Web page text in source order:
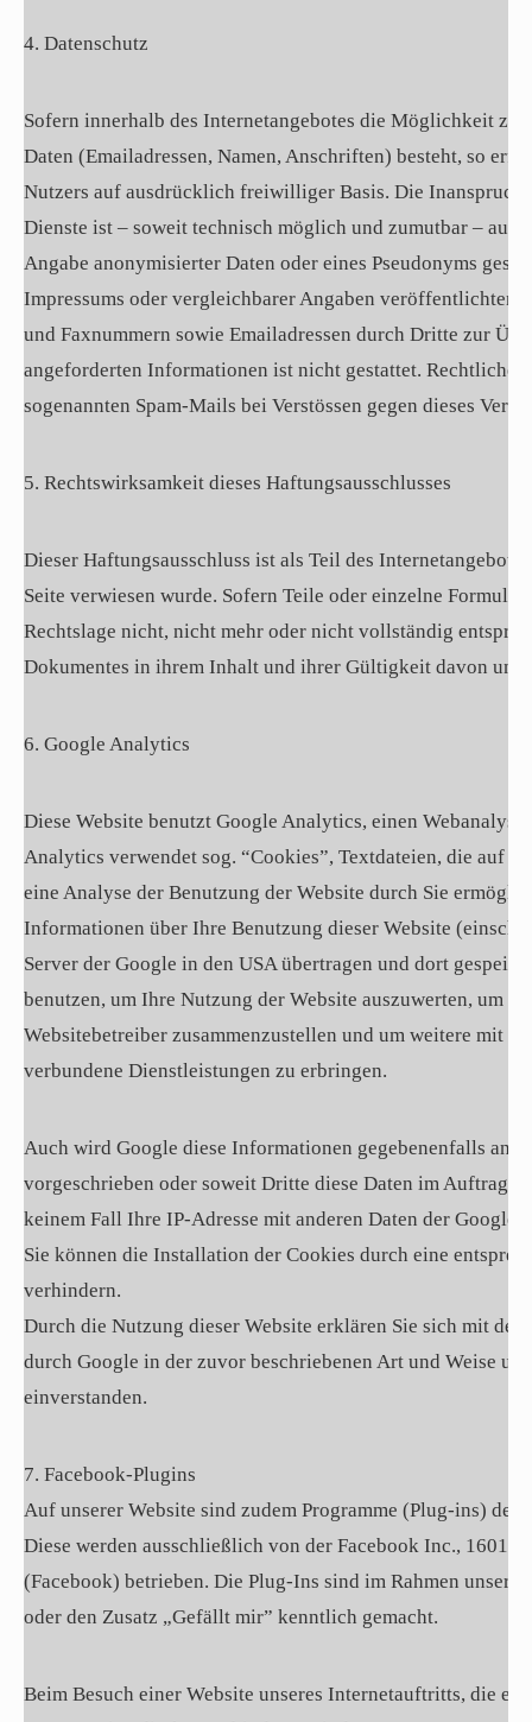
4. Datenschutz
Sofern innerhalb des Internetangebotes die Möglichkeit
Daten (Emailadressen, Namen, Anschriften) besteht, so
Nutzers auf ausdrücklich freiwilliger Basis. Die
Dienste ist – soweit technisch möglich und zumutbar –
Angabe anonymisierter Daten oder eines Pseudonyms
Impressums oder vergleichbarer Angaben veröffentlichten
und Faxnummern sowie Emailadressen durch Dritte zur
angeforderten Informationen ist nicht gestattet. Rechtliche
sogenannten Spam-Mails bei Verstössen gegen dieses
5. Rechtswirksamkeit dieses Haftungsausschlusses
Dieser Haftungsausschluss ist als Teil des
Seite verwiesen wurde. Sofern Teile oder einzelne
Rechtslage nicht, nicht mehr oder nicht vollständig
Dokumentes in ihrem Inhalt und ihrer Gültigkeit davon
6. Google Analytics
Diese Website benutzt Google Analytics, einen
Analytics verwendet sog. “Cookies”, Textdateien, die auf
eine Analyse der Benutzung der Website durch Sie
Informationen über Ihre Benutzung dieser Website
Server der Google in den USA übertragen und dort
benutzen, um Ihre Nutzung der Website auszuwerten, um
Websitebetreiber zusammenzustellen und um weitere mit
verbundene Dienstleistungen zu erbringen.
Auch wird Google diese Informationen gegebenenfalls an
vorgeschrieben oder soweit Dritte diese Daten im Auftrag
keinem Fall Ihre IP-Adresse mit anderen Daten der Google
Sie können die Installation der Cookies durch eine
verhindern.
Durch die Nutzung dieser Website erklären Sie sich mit der
durch Google in der zuvor beschriebenen Art und Weise
einverstanden.
7. Facebook-Plugins
Auf unserer Website sind zudem Programme (Plug-ins)
Diese werden ausschließlich von der Facebook Inc., 1601
(Facebook) betrieben. Die Plug-Ins sind im Rahmen
oder den Zusatz „Gefällt mir” kenntlich gemacht.
Beim Besuch einer Website unseres Internetauftritts, die